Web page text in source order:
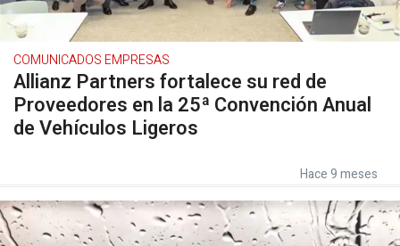
COMUNICADOS EMPRESAS
Allianz Partners fortalece su red de
Proveedores en la 25ª Convención Anual
de Vehículos Ligeros
Hace 9 meses